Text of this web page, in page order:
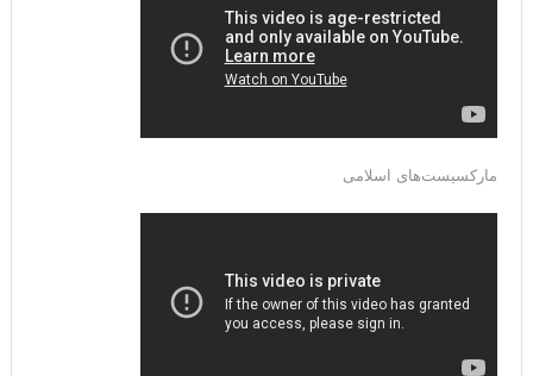
مارکسیست‌های اسلامی